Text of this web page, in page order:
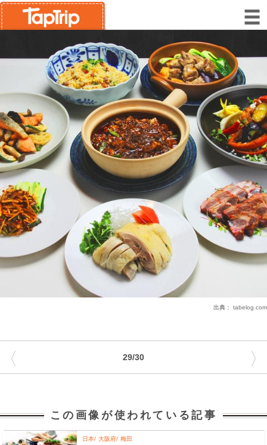
出典： tabelog.com
29/30
〈 〉
この画像が使われている記事
日本 大阪府 梅田